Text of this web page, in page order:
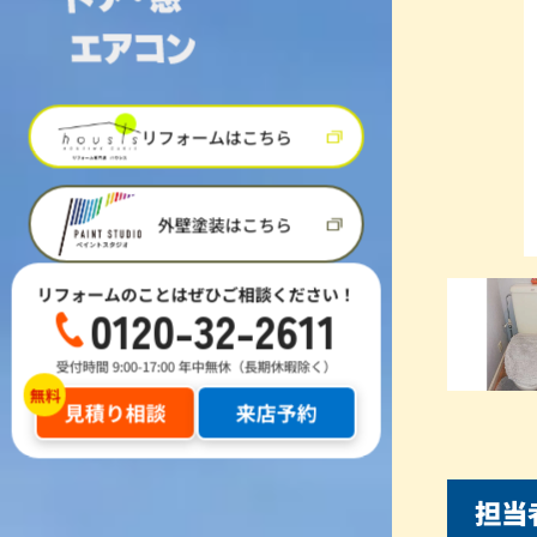
リフォームはこちら
外壁塗装はこちら
リフォームのことはぜひご相談ください！
0120-32-2611
受付時間 9:00-17:00 年中無休（長期休暇除く）
見積り相談 来店予約
担当